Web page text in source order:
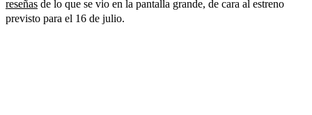
reseñas de lo que se vio en la pantalla grande, de cara al estreno
previsto para el 16 de julio.